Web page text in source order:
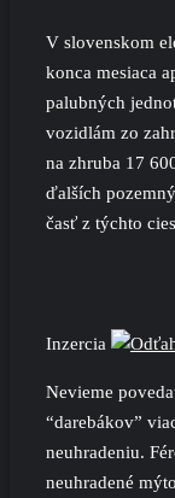
V slovenskom
konca mesiaca
palubných
vozidlám zo
na zhruba 17
ďalších
časť z týchto
Inzercia
Nevieme
“darebákov”
neuhradeniu.
neuhradené